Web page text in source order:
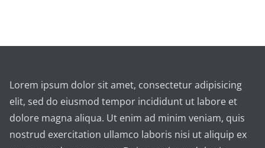
Lorem ipsum dolor sit amet, consectetur adipisicing
elit, sed do eiusmod tempor incididunt ut labore et
dolore magna aliqua. Ut enim ad minim veniam, quis
nostrud exercitation ullamco laboris nisi ut aliquip ex